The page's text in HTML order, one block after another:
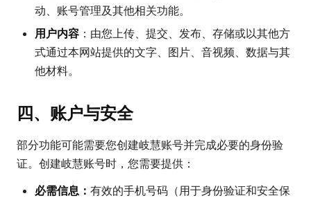
动、账号管理及其他相关功能。
用户内容 ：由您上传、提交、发布、存储或以其他方
式通过本网站提供的文字、图片、音视频、数据与其
他材料。
四、账户与安全
部分功能可能需要您创建岐慧账号并完成必要的身份验
证。创建岐慧账号时，您需要提供：
必需信息： 有效的手机号码（用于身份验证和安全保